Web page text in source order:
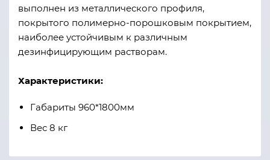
выполнен из металлического профиля,
покрытого полимерно-порошковым покрытием,
наиболее устойчивым к различным
дезинфицирующим растворам.
Характеристики:
Габариты 960*1800мм
Вес 8 кг